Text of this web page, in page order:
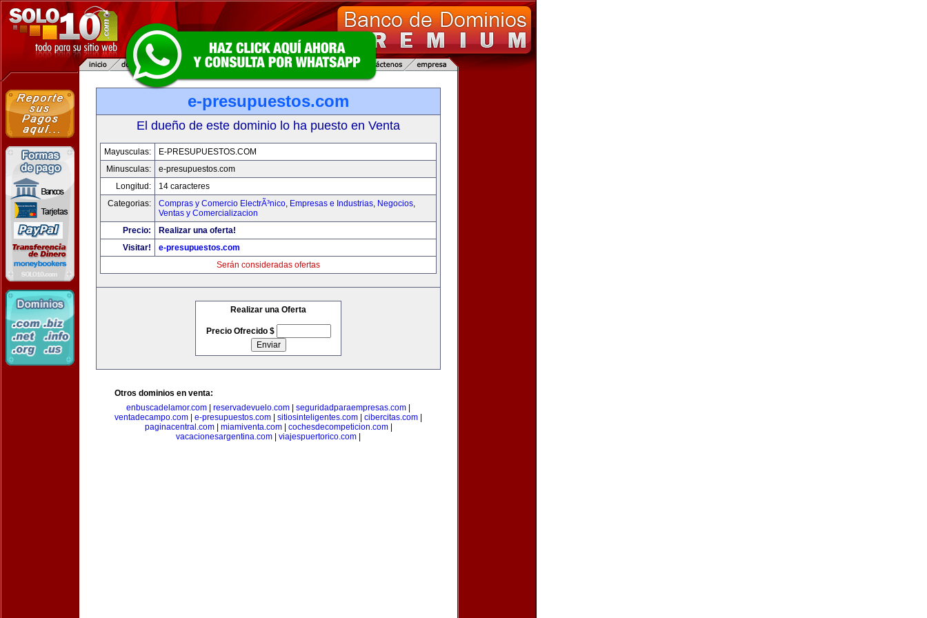
e-presupuestos.com
El dueño de este dominio lo ha puesto en Venta
Mayusculas:
E-PRESUPUESTOS.COM
Minusculas:
e-presupuestos.com
Longitud:
14 caracteres
Categorias:
Compras y Comercio ElectrÃ³nico, Empresas e Industrias, Negocios,
Ventas y Comercializacion
Precio:
Realizar una oferta!
Visitar!
e-presupuestos.com
Serán consideradas ofertas
Realizar una Oferta
Precio Ofrecido $
Otros dominios en venta:
enbuscadelamor.com
reservadevuelo.com seguridadparaempresas.com
ventadecampo.com
e-presupuestos.com sitiosinteligentes.com cibercitas.com
paginacentral.com| miamiventa.com| cochesdecompeticion.com|
vacacionesargentina.com
viajespuertorico.com